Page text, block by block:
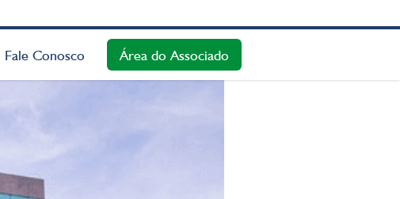
Fale Conosco Área do Associado